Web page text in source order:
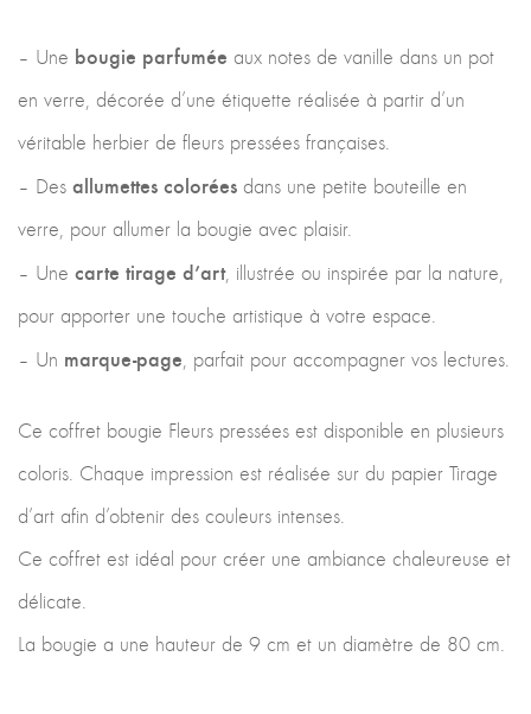
– Une bougie parfumée aux notes de vanille dans un pot
en verre, décorée d’une étiquette réalisée à partir d’un
véritable herbier de fleurs pressées françaises.
– Des allumettes colorées dans une petite bouteille en
verre, pour allumer la bougie avec plaisir.
– Une carte tirage d’art, illustrée ou inspirée par la nature,
pour apporter une touche artistique à votre espace.
– Un marque-page, parfait pour accompagner vos lectures.
Ce coffret bougie Fleurs pressées est disponible en plusieurs
coloris. Chaque impression est réalisée sur du papier Tirage
d’art afin d’obtenir des couleurs intenses.
Ce coffret est idéal pour créer une ambiance chaleureuse et
délicate.
La bougie a une hauteur de 9 cm et un diamètre de 80 cm.